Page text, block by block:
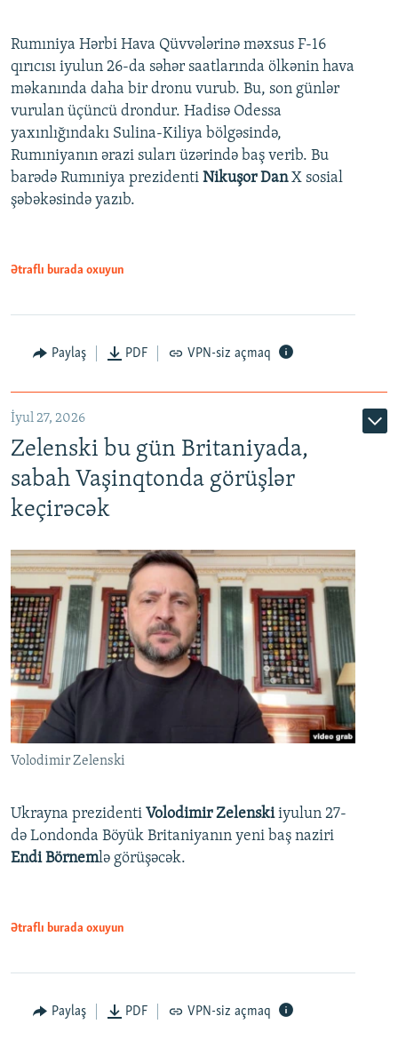
Rumıniya Hərbi Hava Qüvvələrinə məxsus F-16
qırıcısı iyulun 26-da səhər saatlarında ölkənin hava
məkanında daha bir dronu vurub. Bu, son günlər
vurulan üçüncü drondur. Hadisə Odessa
yaxınlığındakı Sulina-Kiliya bölgəsində,
Rumıniyanın ərazi suları üzərində baş verib. Bu
barədə Rumıniya prezidenti Nikuşor DanX sosial
şəbəkəsində yazıb.
Ətraflı burada oxuyun
Paylaş PDF VPN-siz açmaq
İyul 27, 2026
Zelenski bu gün Britaniyada,
sabah Vaşinqtonda görüşlər
keçirəcək
Volodimir Zelenski
Ukrayna prezidenti Volodimir Zelenskiiyulun 27-
də Londonda Böyük Britaniyanın yeni baş naziri
Endi Börnemlə görüşəcək.
Ətraflı burada oxuyun
Paylaş PDF VPN-siz açmaq